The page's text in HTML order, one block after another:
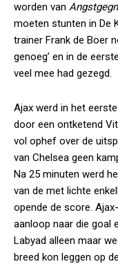
worden van
moeten stunten in De
trainer Frank de Boer
genoeg’ en in de
veel mee had gezegd.
Ajax werd in het
door een ontketend
vol ophef over de
van Chelsea geen
Na 25 minuten werd
van de met lichte
opende de score.
aanloop naar die goal
Labyad alleen maar
breed kon leggen op